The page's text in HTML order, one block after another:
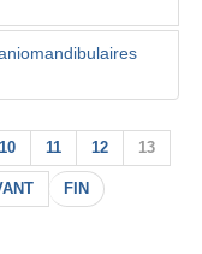
10 11 12 13
FIN